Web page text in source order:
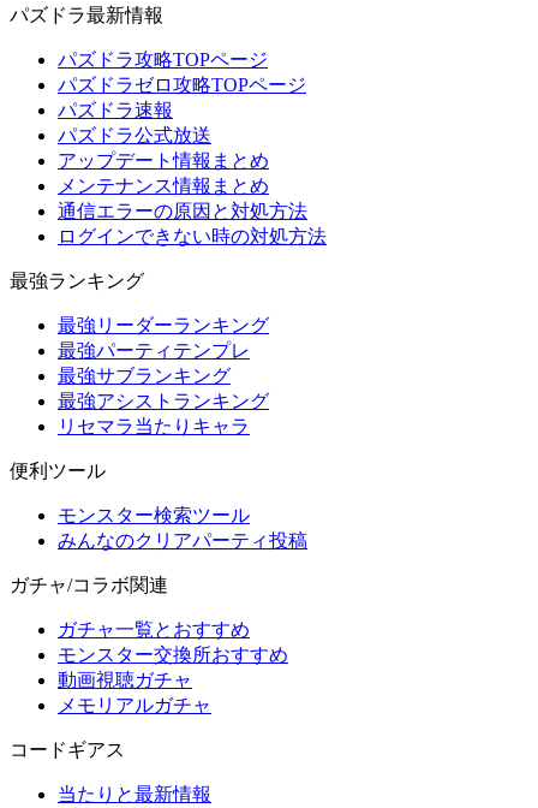
パズドラ最新情報
パズドラ攻略TOPページ
パズドラゼロ攻略TOPページ
パズドラ速報
パズドラ公式放送
アップデート情報まとめ
メンテナンス情報まとめ
通信エラーの原因と対処方法
ログインできない時の対処方法
最強ランキング
最強リーダーランキング
最強パーティテンプレ
最強サブランキング
最強アシストランキング
リセマラ当たりキャラ
便利ツール
モンスター検索ツール
みんなのクリアパーティ投稿
ガチャ/コラボ関連
ガチャ一覧とおすすめ
モンスター交換所おすすめ
動画視聴ガチャ
メモリアルガチャ
コードギアス
当たりと最新情報